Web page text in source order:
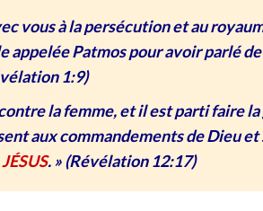
vous à la persécution et au
appelée Patmos pour avoir parlé
1:9)
la femme, et il est parti faire
aux commandements de Dieu
. »(Révélation 12:17)